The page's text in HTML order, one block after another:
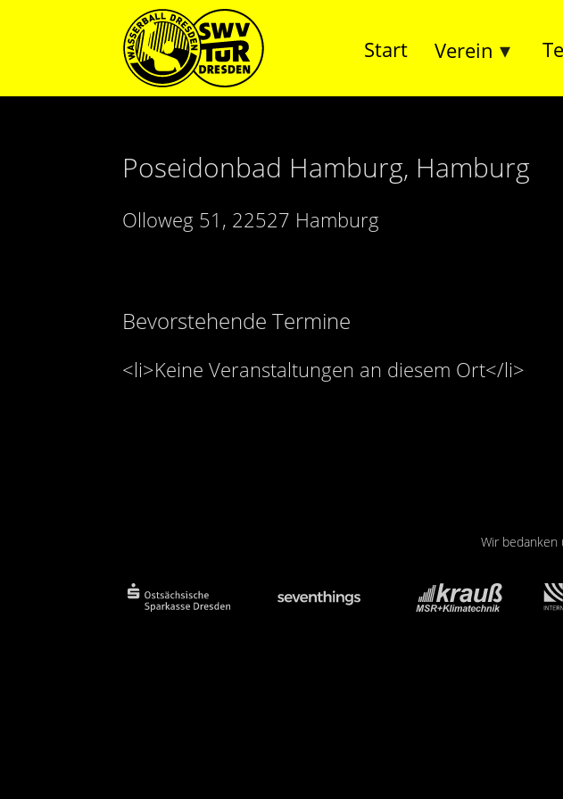
Start Verein
Poseidonbad Hamburg, Hamburg
Olloweg 51, 22527 Hamburg
Bevorstehende Termine
<li>Keine Veranstaltungen an diesem Ort</li>
Wir bedanken